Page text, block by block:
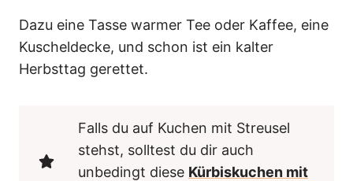
Dazu eine Tasse warmer Tee oder Kaffee, eine
Kuscheldecke, und schon ist ein kalter
Herbsttag gerettet.
Falls du auf Kuchen mit Streusel
stehst, solltest du dir auch
unbedingt diese Kürbiskuchen mit